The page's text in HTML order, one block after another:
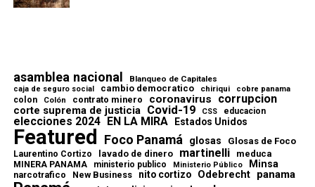
asamblea nacional Blanqueo de Capitales
caja de seguro social cambio democratico chiriqui cobre panama
colon Colón contrato minero coronavirus corrupcion
corte suprema de justicia Covid-19 CSS educacion
elecciones 2024 EN LA MIRA Estados Unidos
Featured Foco Panamá glosas Glosas de Foco
Laurentino Cortizo lavado de dinero martinelli meduca
MINERA PANAMA ministerio publico Ministerio Público Minsa
narcotrafico New Business nito cortizo Odebrecht panama